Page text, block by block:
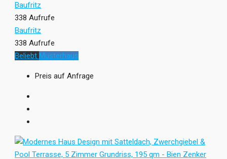
Baufritz
338 Aufrufe
Baufritz
338 Aufrufe
Beliebt Musterhaus
Preis auf Anfrage